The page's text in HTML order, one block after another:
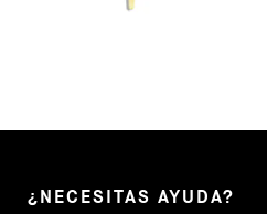
¿NECESITAS AYUDA?